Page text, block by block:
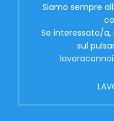
Siamo sempre
Se interessato/
sul